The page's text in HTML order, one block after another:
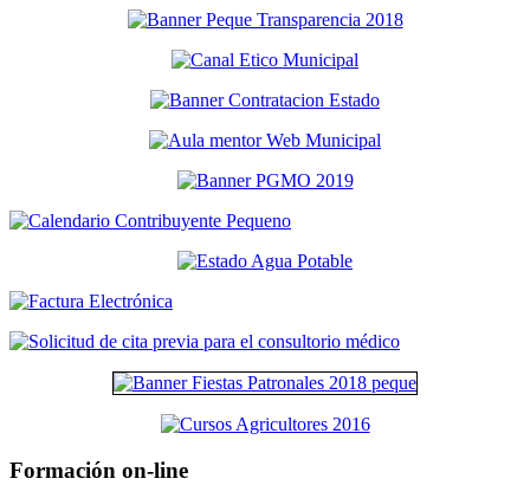
Formación on-line